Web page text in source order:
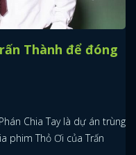
Thành để đóng
Chia Tay là dự án trùng
phim Thỏ Ơi của Trấn